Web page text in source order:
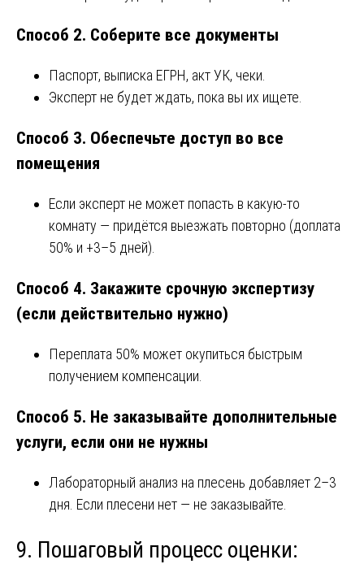
Способ 2. Соберите все документы
Паспорт, выписка ЕГРН, акт УК, чеки.
Эксперт не будет ждать, пока вы их ищете.
Способ 3. Обеспечьте доступ во все
помещения
Если эксперт не может попасть в какую-то
комнату — придётся выезжать повторно (доплата
50% и +3–5 дней).
Способ 4. Закажите срочную экспертизу
(если действительно нужно)
Переплата 50% может окупиться быстрым
получением компенсации.
Способ 5. Не заказывайте дополнительные
услуги, если они не нужны
Лабораторный анализ на плесень добавляет 2–3
дня. Если плесени нет — не заказывайте.
9. Пошаговый процесс оценки: